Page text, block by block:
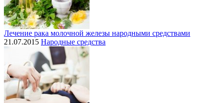
Лечение рака молочной железы народными средствами
21.07.2015 Народные средства